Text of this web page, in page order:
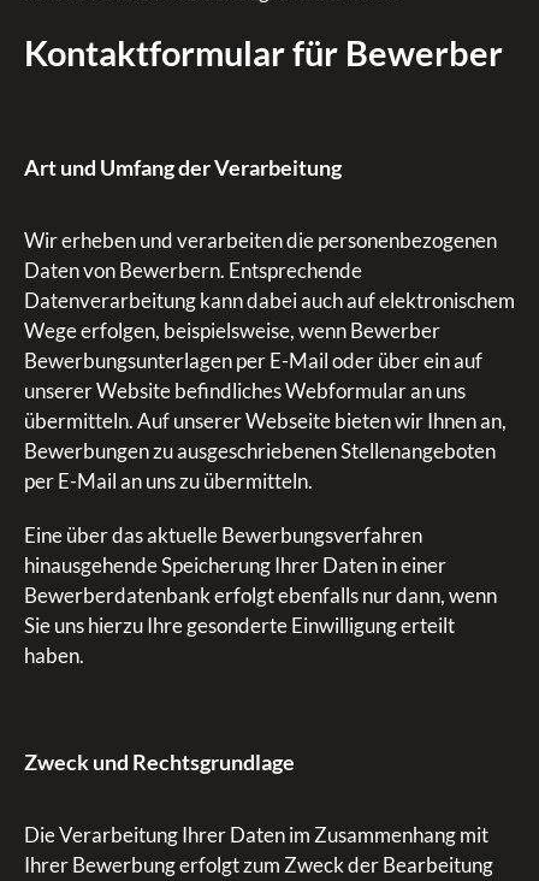
Kontaktformular für Bewerber
Art und Umfang der Verarbeitung
Wir erheben und verarbeiten die personenbezogenen
Daten von Bewerbern. Entsprechende
Datenverarbeitung kann dabei auch auf elektronischem
Wege erfolgen, beispielsweise, wenn Bewerber
Bewerbungsunterlagen per E-Mail oder über ein auf
unserer Website befindliches Webformular an uns
übermitteln. Auf unserer Webseite bieten wir Ihnen an,
Bewerbungen zu ausgeschriebenen Stellenangeboten
per E-Mail an uns zu übermitteln.
Eine über das aktuelle Bewerbungsverfahren
hinausgehende Speicherung Ihrer Daten in einer
Bewerberdatenbank erfolgt ebenfalls nur dann, wenn
Sie uns hierzu Ihre gesonderte Einwilligung erteilt
haben.
Zweck und Rechtsgrundlage
Die Verarbeitung Ihrer Daten im Zusammenhang mit
Ihrer Bewerbung erfolgt zum Zweck der Bearbeitung